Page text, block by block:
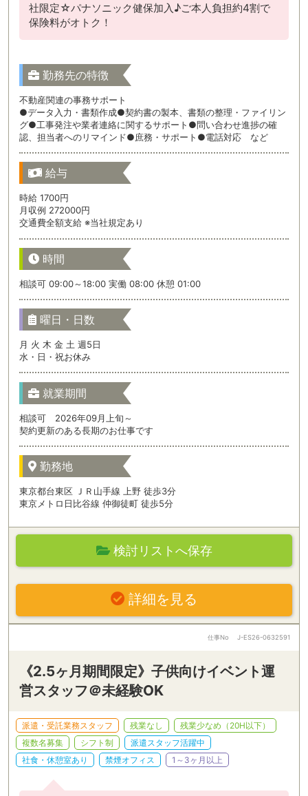
社限定☆パナソニック健保加入♪ご本人負担約4割で
保険料がオトク！
勤務先の特徴
不動産関連の事務サポート
●データ入力・書類作成●契約書の製本、書類の整理・ファイリン
グ●工事発注や業者連絡に関するサポート●問い合わせ進捗の確
認、担当者へのリマインド●庶務・サポート●電話対応 など
給与
時給 1700円
月収例 272000円
交通費全額支給 ※当社規定あり
時間
相談可 09:00～18:00 実働 08:00 休憩 01:00
曜日・日数
月 火 木 金 土 週5日
水・日・祝お休み
就業期間
相談可 2026年09月上旬～
契約更新のある長期のお仕事です
勤務地
東京都台東区 ＪＲ山手線 上野 徒歩3分
東京メトロ日比谷線 仲御徒町 徒歩5分
検討リストへ保存
詳細を見る
仕事No J-ES26-0632591
《2.5ヶ月期間限定》子供向けイベント運
営スタッフ＠未経験OK
派遣・受託業務スタッフ 残業なし
残業少なめ（20H以下）
複数名募集
シフト制
派遣スタッフ活躍中
社食・休憩室あり
禁煙オフィス 1～3ヶ月以上